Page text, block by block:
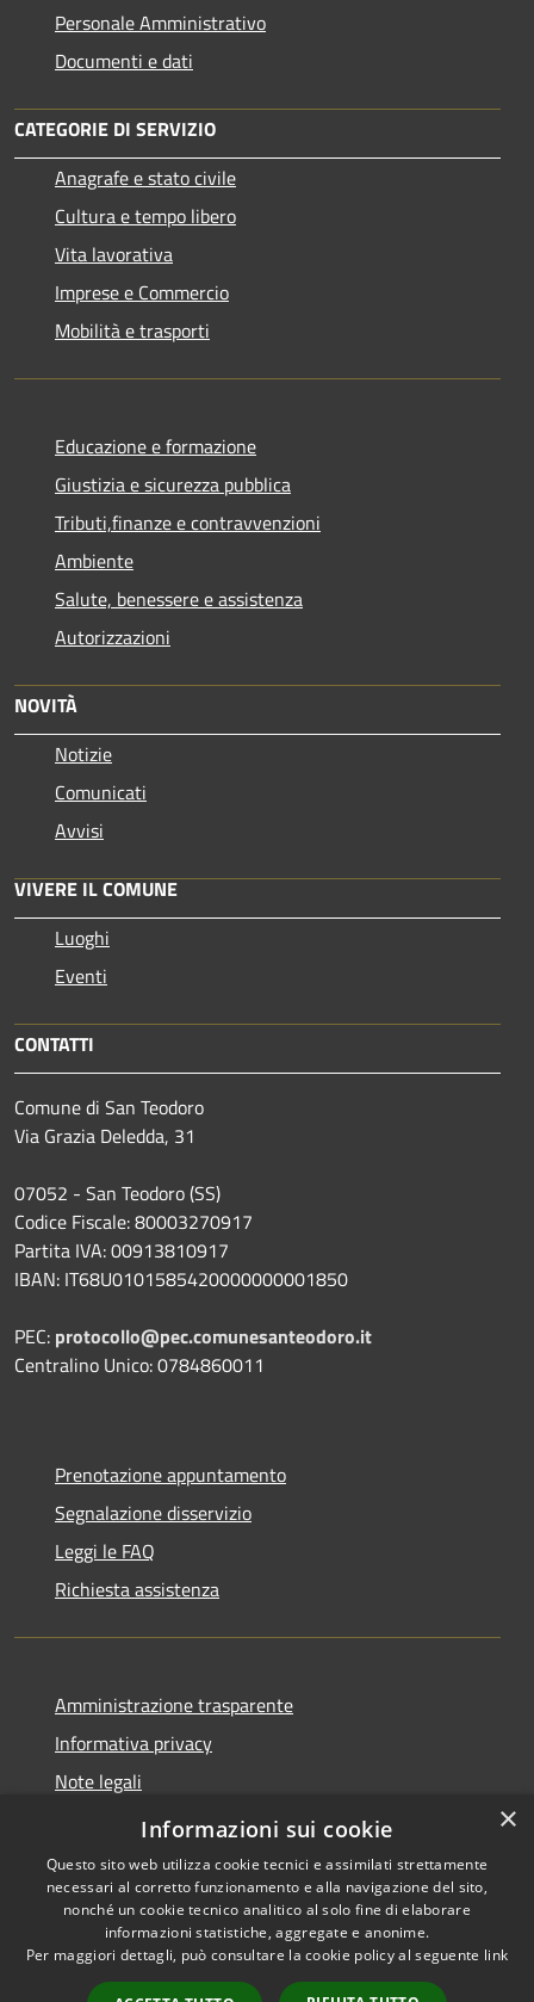
Personale Amministrativo
Documenti e dati
CATEGORIE DI SERVIZIO
Anagrafe e stato civile
Cultura e tempo libero
Vita lavorativa
Imprese e Commercio
Mobilità e trasporti
Educazione e formazione
Giustizia e sicurezza pubblica
Tributi,finanze e contravvenzioni
Ambiente
Salute, benessere e assistenza
Autorizzazioni
NOVITÀ
Notizie
Comunicati
Avvisi
VIVERE IL COMUNE
Luoghi
Eventi
CONTATTI
Comune di San Teodoro
Via Grazia Deledda, 31
07052 - San Teodoro (SS)
Codice Fiscale: 80003270917
Partita IVA: 00913810917
IBAN: IT68U0101585420000000001850
PEC: protocollo@pec.comunesanteodoro.it
Centralino Unico: 0784860011
Prenotazione appuntamento
Segnalazione disservizio
Leggi le FAQ
Richiesta assistenza
Amministrazione trasparente
Informativa privacy
Note legali
Dichiarazione di accessibilità
Accessibilità
Copyright © 2026 • Comune di
San Teodoro • Powered by
×
Informazioni sui cookie
Questo sito web utilizza cookie tecnici e assimilati strettamente
necessari al corretto funzionamento e alla navigazione del sito,
nonché un cookie tecnico analitico al solo fine di elaborare
informazioni statistiche, aggregate e anonime.
Per maggiori dettagli, può consultare la cookie policy al seguente link